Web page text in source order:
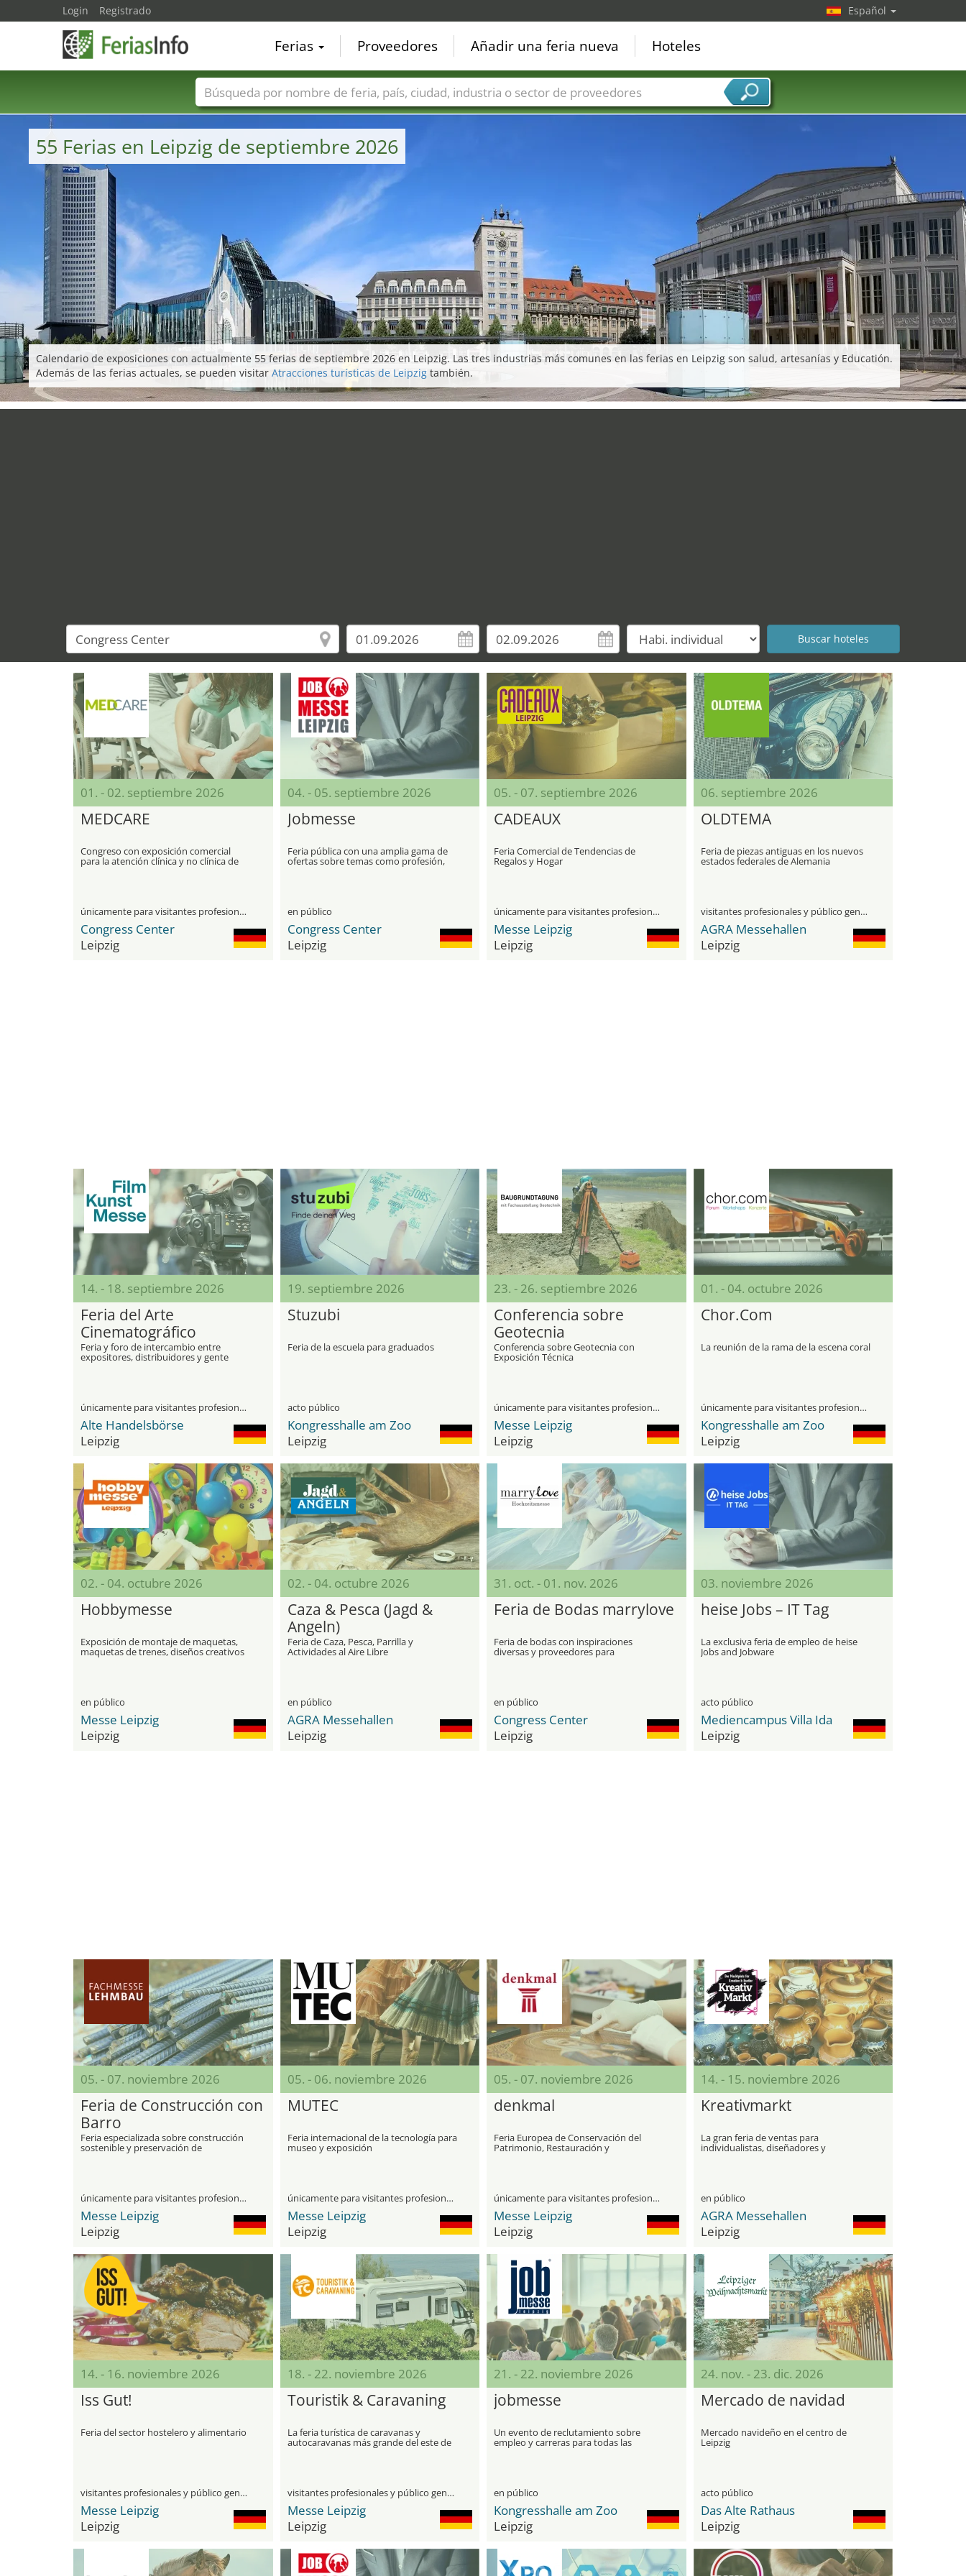
55 Ferias en Leipzig de septiembre 2026
Calendario de exposiciones con actualmente 55 ferias de septiembre 2026 en Leipzig. Las tres industrias más comunes en las ferias en Leipzig son salud, artesanías y Educatión.
Además de las ferias actuales, se pueden visitar Atracciones turísticas de Leipzig también.
01. - 02. septiembre 2026
MEDCARE
Congreso con exposición comercial
para la atención clínica y no clínica de
pacientes
únicamente para visitantes profesionales
Congress Center
Leipzig
04. - 05. septiembre 2026
Jobmesse
Feria pública con una amplia gama de
ofertas sobre temas como profesión,
trabajo, carrera y educación continua
en público
Congress Center
Leipzig
05. - 07. septiembre 2026
CADEAUX
Feria Comercial de Tendencias de
Regalos y Hogar
únicamente para visitantes profesionales
Messe Leipzig
Leipzig
06. septiembre 2026
OLDTEMA
Feria de piezas antiguas en los nuevos
estados federales de Alemania
visitantes profesionales y público general
AGRA Messehallen
Leipzig
14. - 18. septiembre 2026
Feria del Arte
Cinematográfico
Feria y foro de intercambio entre
expositores, distribuidores y gente
especializada de la industria
únicamente para visitantes profesionales
Alte Handelsbörse
Leipzig
19. septiembre 2026
Stuzubi
Feria de la escuela para graduados
acto público
Kongresshalle am Zoo
Leipzig
23. - 26. septiembre 2026
Conferencia sobre
Geotecnia
Conferencia sobre Geotecnia con
Exposición Técnica
únicamente para visitantes profesionales
Messe Leipzig
Leipzig
01. - 04. octubre 2026
Chor.Com
La reunión de la rama de la escena coral
únicamente para visitantes profesionales
Kongresshalle am Zoo
Leipzig
02. - 04. octubre 2026
Hobbymesse
Exposición de montaje de maquetas,
maquetas de trenes, diseños creativos
y juegos
en público
Messe Leipzig
Leipzig
02. - 04. octubre 2026
Caza & Pesca (Jagd &
Angeln)
Feria de Caza, Pesca, Parrilla y
Actividades al Aire Libre
en público
AGRA Messehallen
Leipzig
31. oct. - 01. nov. 2026
Feria de Bodas marrylove
Feria de bodas con inspiraciones
diversas y proveedores para
planificaciones de bodas
en público
Congress Center
Leipzig
03. noviembre 2026
heise Jobs – IT Tag
La exclusiva feria de empleo de heise
Jobs and Jobware
acto público
Mediencampus Villa Ida
Leipzig
05. - 07. noviembre 2026
Feria de Construcción con
Barro
Feria especializada sobre construcción
sostenible y preservación de
monumentos con barro
únicamente para visitantes profesionales
Messe Leipzig
Leipzig
05. - 06. noviembre 2026
MUTEC
Feria internacional de la tecnología para
museo y exposición
únicamente para visitantes profesionales
Messe Leipzig
Leipzig
05. - 07. noviembre 2026
denkmal
Feria Europea de Conservación del
Patrimonio, Restauración y
Rehabilitación de Edificios Antiguos
únicamente para visitantes profesionales
Messe Leipzig
Leipzig
14. - 15. noviembre 2026
Kreativmarkt
La gran feria de ventas para
individualistas, diseñadores y
en público
AGRA Messehallen
Leipzig
14. - 16. noviembre 2026
Iss Gut!
Feria del sector hostelero y alimentario
visitantes profesionales y público general
Messe Leipzig
Leipzig
18. - 22. noviembre 2026
Touristik & Caravaning
La feria turística de caravanas y
autocaravanas más grande del este de
visitantes profesionales y público general
Messe Leipzig
Leipzig
21. - 22. noviembre 2026
jobmesse
Un evento de reclutamiento sobre
empleo y carreras para todas las
generaciones y todas las calificaciones
en público
Kongresshalle am Zoo
Leipzig
24. nov. - 23. dic. 2026
Mercado de navidad
Mercado navideño en el centro de
Leipzig
acto público
Das Alte Rathaus
Leipzig
Login Registrado Español
Ferias Proveedores Añadir una feria nueva Hoteles
Nombres de ferias Países Ciudades Sectores de ferias Sectores de proveedor de servicios